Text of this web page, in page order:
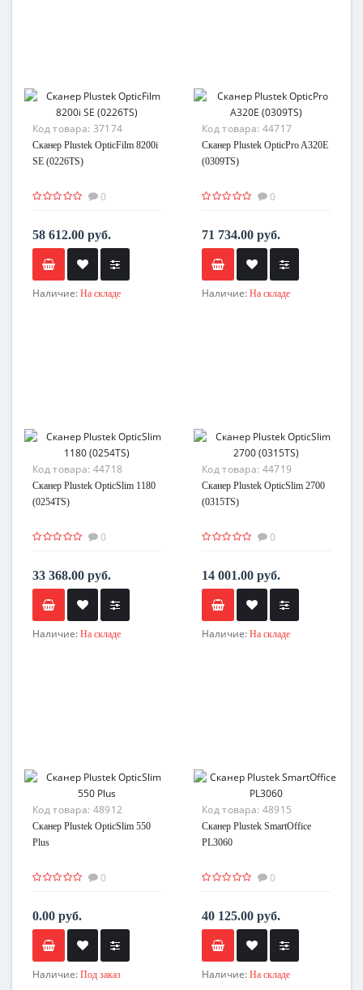
Код товара: 37174
Сканер Plustek OpticFilm 8200i
SE (0226TS)
0
58 612.00 руб.
Наличие: На складе
Код товара: 44717
Сканер Plustek OpticPro A320E
(0309TS)
0
71 734.00 руб.
Наличие: На складе
Код товара: 44718
Сканер Plustek OpticSlim 1180
(0254TS)
0
33 368.00 руб.
Наличие: На складе
Код товара: 44719
Сканер Plustek OpticSlim 2700
(0315TS)
0
14 001.00 руб.
Наличие: На складе
Код товара: 48912
Сканер Plustek OpticSlim 550
Plus
0
0.00 руб.
Наличие: Под заказ
Код товара: 48915
Сканер Plustek SmartOffice
PL3060
0
40 125.00 руб.
Наличие: На складе